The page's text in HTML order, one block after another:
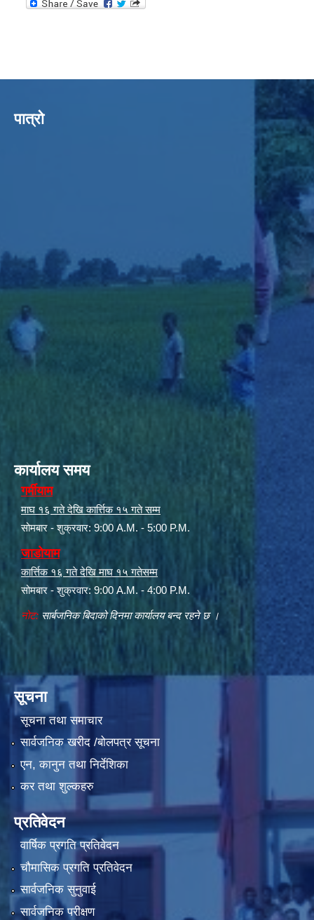
पात्रो
कार्यालय समय
गर्मीयाम
माघ १६ गते देखि कार्त्तिक १५ गते सम्म
सोमबार - शुक्रवार: 9:00 A.M. - 5:00 P.M.
जाडोयाम
कार्त्तिक १६ गते देखि माघ १५ गतेसम्म
सोमबार - शुक्रवार: 9:00 A.M. - 4:00 P.M.
नोट: सार्बजनिक बिदाको दिनमा कार्यालय बन्द रहने छ ।
सूचना
सूचना तथा समाचार
सार्वजनिक खरीद /बोलपत्र सूचना
एन, कानुन तथा निर्देशिका
कर तथा शुल्कहरु
प्रतिवेदन
वार्षिक प्रगति प्रतिवेदन
चौमासिक प्रगति प्रतिवेदन
सार्वजनिक सुनुवाई
सार्वजनिक परीक्षण